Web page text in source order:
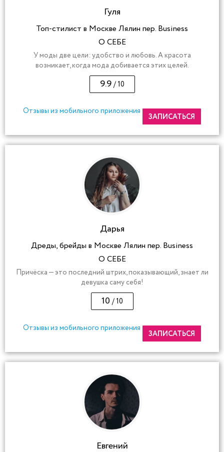
Гуля
Топ-стилист в Москве Лялин пер. Business
О СЕБЕ
У моды две цели: удобство и любовь. А красота
возникает, когда мода добивается этих целей.
9.9 / 10
Отзывы из мобильного приложения
ЗАПИСАТЬСЯ
Дарья
Дреды, брейды в Москве Лялин пер. Business
О СЕБЕ
Причёска — это последний штрих, показывающий, знает ли
девушка саму себя!
10 / 10
Отзывы из мобильного приложения
ЗАПИСАТЬСЯ
Евгений